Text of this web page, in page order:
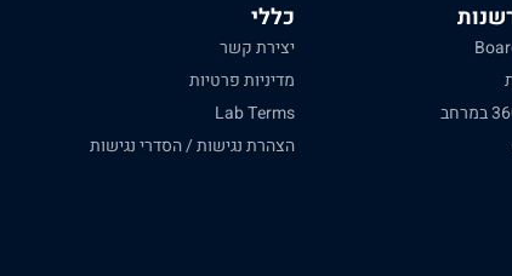
כללי
יצירת קשר
מדיניות פרטיות
Lab Terms
הצהרת נגישות / הסדרי נגישות